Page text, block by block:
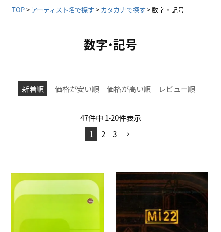
TOP アーティスト名で探す カタカナで探す 数字・記号
数字・記号
新着順 価格が安い順 価格が高い順 レビュー順
47件中 1-20件表示
1
2 3